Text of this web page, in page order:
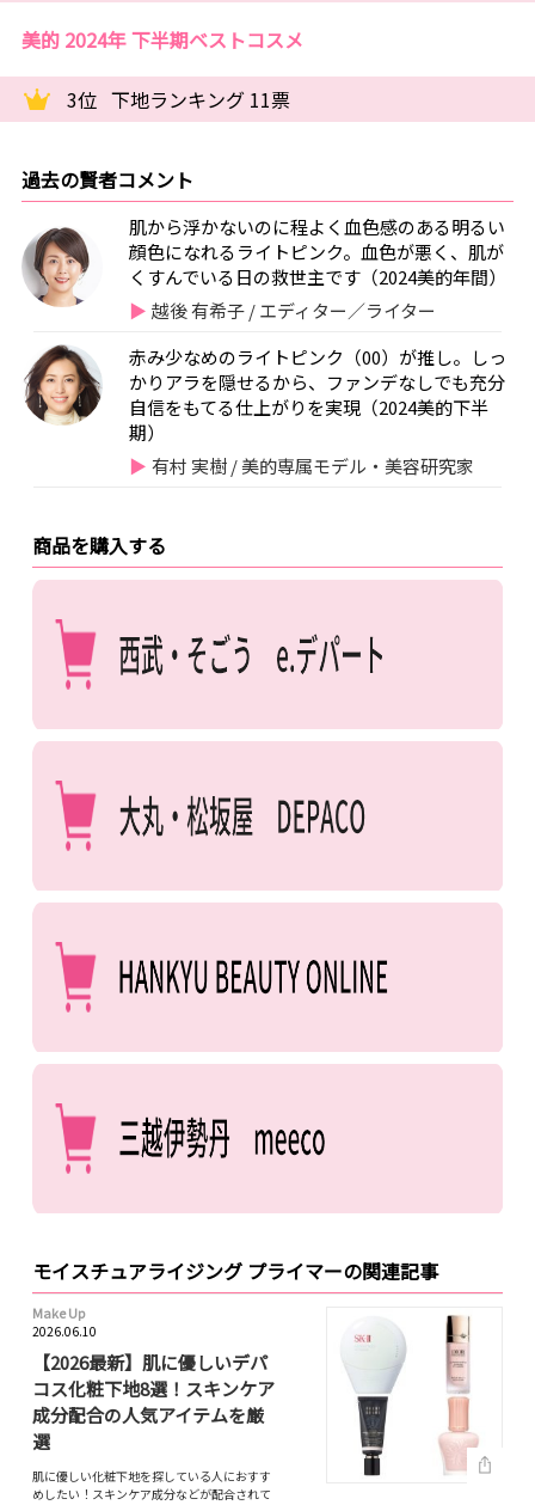
美的 2024年 下半期ベストコスメ
3位 下地ランキング 11票
過去の賢者コメント
肌から浮かないのに程よく血色感のある明るい
顔色になれるライトピンク。血色が悪く、肌が
くすんでいる日の救世主です（2024美的年間）
越後 有希子 / エディター／ライター
赤み少なめのライトピンク（00）が推し。しっ
かりアラを隠せるから、ファンデなしでも充分
自信をもてる仕上がりを実現（2024美的下半
期）
有村 実樹 / 美的専属モデル・美容研究家
商品を購入する
モイスチュアライジング プライマーの関連記事
Make Up
2026.06.10
【2026最新】肌に優しいデパ
コス化粧下地8選！スキンケア
成分配合の人気アイテムを厳
選
肌に優しい化粧下地を探している人におすす
めしたい！スキンケア成分などが配合されて